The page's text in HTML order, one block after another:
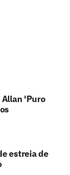
Allan 'Puro
estreia de